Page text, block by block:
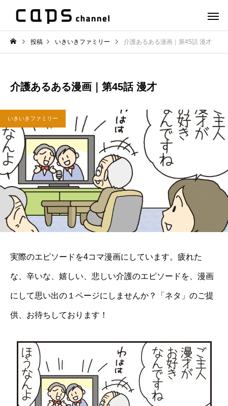
投稿 いきいきファミリー 介護あるある漫画｜第45話 漫才
介護あるある漫画｜第45話 漫才
いきいきファミリー
実際のエピソードを4コマ漫画にしています。疲れた
な、辛いな、嬉しい、悲しい介護のエピソードを、漫画
にして思い出の１ページにしませんか？「ネタ」のご提
供、お待ちしております！